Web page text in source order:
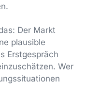
Der Markt
plausible
Erstgespräch
Wer